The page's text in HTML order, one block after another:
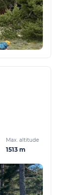
Max. altitude
1513 m